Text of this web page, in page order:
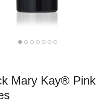
Mary Kay® Pink